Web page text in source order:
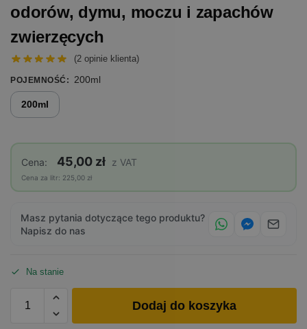
odorów, dymu, moczu i zapachów
zwierzęcych
(2 opinie klienta)
POJEMNOŚĆ : 200ml
200ml
Cena: 45,00 zł z VAT
Cena za litr: 225,00 zł
Masz pytania dotyczące tego produktu?
Napisz do nas
Na stanie
Dodaj do koszyka